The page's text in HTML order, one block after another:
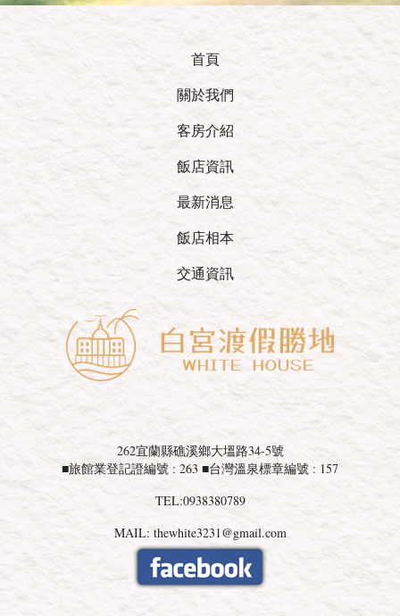
首頁
關於我們
客房介紹
飯店資訊
最新消息
飯店相本
交通資訊
262宜蘭縣礁溪鄉大塭路34-5號
■旅館業登記證編號 : 263 ■台灣溫泉標章編號 : 157
TEL:0938380789
MAIL: thewhite3231@gmail.com